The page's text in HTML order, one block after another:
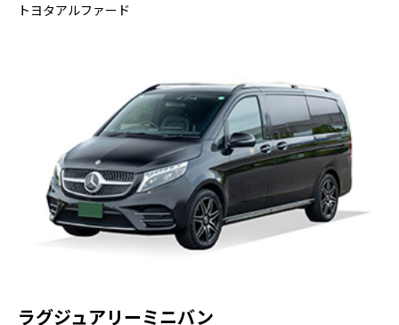
人によって開帳されました。その後、有力な
要な建物のほとんどを失いましたが、本堂は
1958年に、五重塔は1973年に再建されまし
た。
表参道
停車時間： 30分
写真撮影： 可能
る建築家が設計した建物が点在し、数々の有
トヨタアルファード
ラグジュアリーミニバン